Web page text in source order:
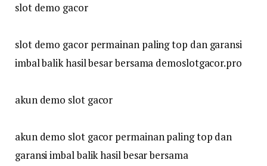
slot demo gacor
slot demo gacor permainan paling top dan garansi
imbal balik hasil besar bersama demoslotgacor.pro
akun demo slot gacor
akun demo slot gacor permainan paling top dan
garansi imbal balik hasil besar bersama